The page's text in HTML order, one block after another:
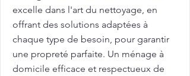
excelle dans l'art du nettoyage, en
offrant des solutions adaptées à
chaque type de besoin, pour garantir
une propreté parfaite. Un ménage à
domicile efficace et respectueux de